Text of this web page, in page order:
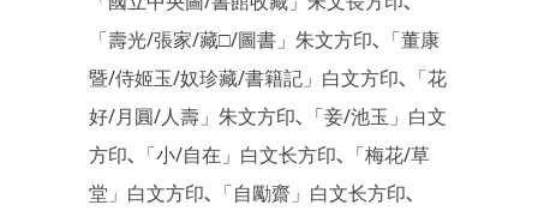
「壽光/張家/藏□/圖書」朱文方印､「董康
暨/侍姬玉/奴珍藏/書籍記」白文方印､「花
好/月圓/人壽」朱文方印､「妾/池玉」白文
方印､「小/自在」白文长方印､「梅花/草
堂」白文方印､「自勵齋」白文长方印､